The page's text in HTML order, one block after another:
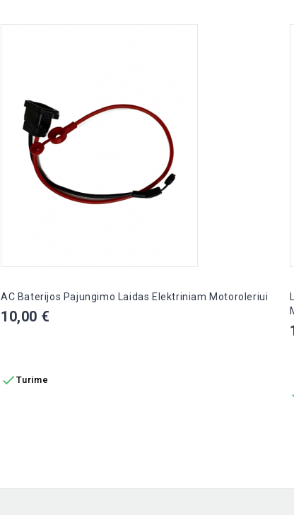
AC Baterijos Pajungimo Laidas Elektriniam Motoroleriui
Kaina
10,00 €
 Turime